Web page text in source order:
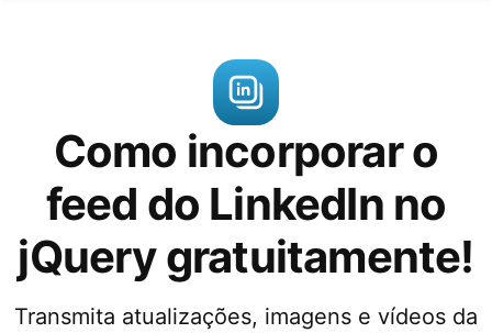
Como incorporar o
feed do LinkedIn no
jQuery gratuitamente!
Transmita atualizações, imagens e vídeos da